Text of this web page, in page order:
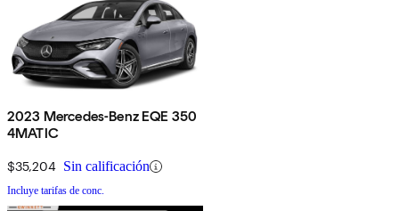
2023 Mercedes-Benz EQE 350
4MATIC
$35,204 Sin calificación
Incluye tarifas de conc.